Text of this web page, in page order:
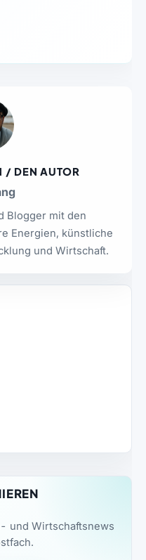
/ DEN AUTOR
Blogger mit den
Energien, künstliche
und Wirtschaft.
und Wirtschaftsnews